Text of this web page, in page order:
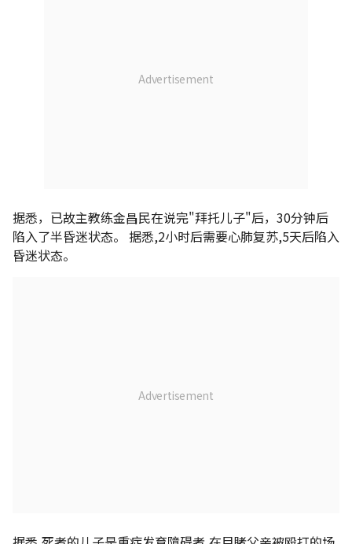
据悉，已故主教练金昌民在说完"拜托儿子"后，30分钟后
陷入了半昏迷状态。 据悉,2小时后需要心肺复苏,5天后陷入
昏迷状态。